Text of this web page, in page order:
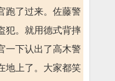
跑了过来。佐藤警
犯。就用德式背摔
一下认出了高木警
地上了。大家都笑